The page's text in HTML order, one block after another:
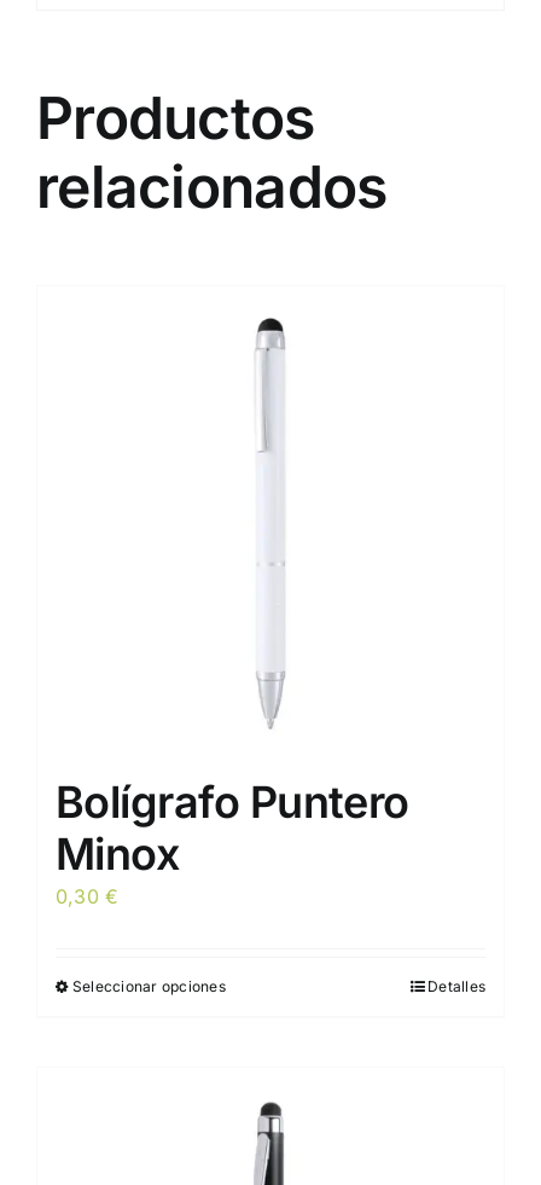
Productos
relacionados
Bolígrafo Puntero
Minox
0,30€
Seleccionar opcionesEste
variantes.
Las
Detalles